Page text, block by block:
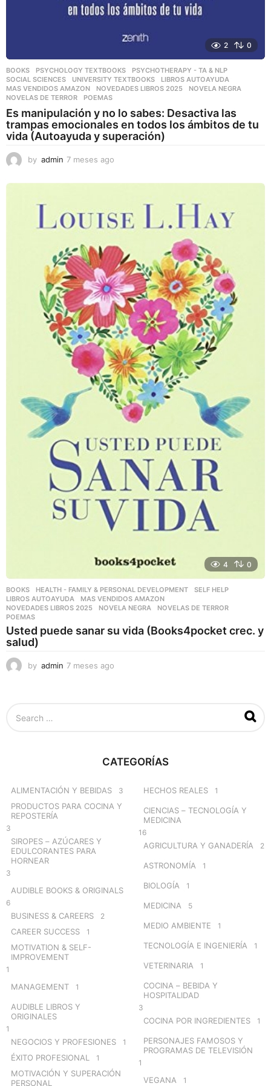
2 0
BOOKS ,PSYCHOLOGY TEXTBOOKS ,PSYCHOTHERAPY - TA & NLP
SOCIAL SCIENCES
,UNIVERSITY TEXTBOOKS LIBROS AUTOAYUDA
MAS VENDIDOS AMAZON
,NOVEDADES LIBROS 2025 ,NOVELA NEGRA
NOVELAS DE TERROR
,POEMAS
Es manipulación y no lo sabes: Desactiva las
trampas emocionales en todos los ámbitos de tu
vida (Autoayuda y superación)
by admin 7 meses ago
e
s
a
o
4 0
BOOKS ,HEALTH - FAMILY & PERSONAL DEVELOPMENT ,SELF HELP
LIBROS AUTOAYUDA
,MAS VENDIDOS AMAZON
NOVEDADES LIBROS 2025
,NOVELA NEGRA ,NOVELAS DE TERROR
POEMAS
Usted puede sanar su vida (Books4pocket crec. y
salud)
by admin 7 meses ago
o
CATEGORÍAS
ALIMENTACIÓN Y BEBIDAS 3
PRODUCTOS PARA COCINA Y
REPOSTERÍA
3
SIROPES – AZÚCARES Y
EDULCORANTES PARA
HORNEAR
3
AUDIBLE BOOKS & ORIGINALS
6
BUSINESS & CAREERS 2
CAREER SUCCESS 1
MOTIVATION & SELF-
IMPROVEMENT
1
MANAGEMENT 1
AUDIBLE LIBROS Y
ORIGINALES
1
NEGOCIOS Y PROFESIONES 1
ÉXITO PROFESIONAL 1
MOTIVACIÓN Y SUPERACIÓN
PERSONAL
HECHOS REALES 1
CIENCIAS – TECNOLOGÍA Y
MEDICINA
16
AGRICULTURA Y GANADERÍA 2
ASTRONOMÍA 1
BIOLOGÍA 1
MEDICINA 5
MEDIO AMBIENTE 1
TECNOLOGÍA E INGENIERÍA 1
VETERINARIA 1
COCINA – BEBIDA Y
HOSPITALIDAD
3
COCINA POR INGREDIENTES 1
PERSONAJES FAMOSOS Y
PROGRAMAS DE TELEVISIÓN
1
VEGANA 1